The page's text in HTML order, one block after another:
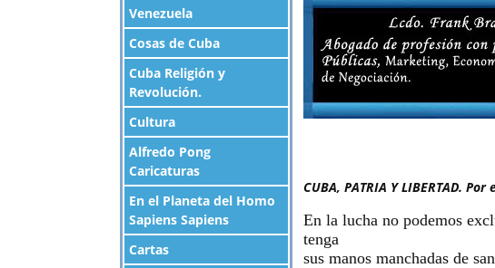
Venezuela
Cosas de Cuba
Cuba Religión y
Revolución.
Cultura
Alfredo Pong
Caricaturas
En el Planeta del Homo
Sapiens Sapiens
Cartas
CUBA, PATRIA Y LIBERTAD.
En la lucha no podemos
tenga
sus manos manchadas de